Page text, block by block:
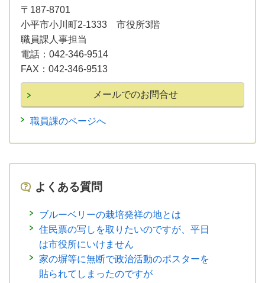
〒187-8701
小平市小川町2-1333 市役所3階
職員課人事担当
電話： 042-346-9514
FAX： 042-346-9513
職員課のページへ
よくある質問
ブルーベリーの栽培発祥の地とは
住民票の写しを取りたいのですが、平日
は市役所にいけません
家の塀等に無断で政治活動のポスターを
貼られてしまったのですが